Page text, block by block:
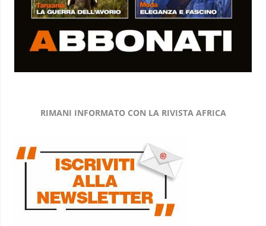
RIMANI INFORMATO CON LA RIVISTA AFRICA